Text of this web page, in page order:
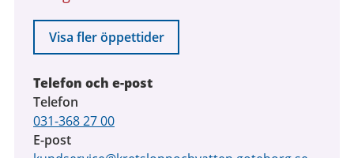
Visa fler öppettider
Telefon och e-post
Telefon
031-368 27 00
E-post